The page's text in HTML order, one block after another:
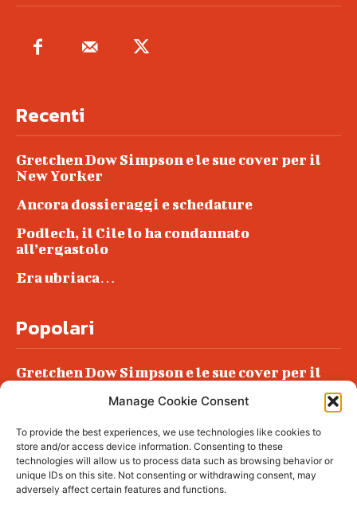
Manage Cookie Consent
To provide the best experiences, we use technologies like cookies to
store and/or access device information. Consenting to these
technologies will allow us to process data such as browsing behavior or
unique IDs on this site. Not consenting or withdrawing consent, may
adversely affect certain features and functions.
Recenti
Gretchen Dow Simpson e le sue cover per il
New Yorker
Ancora dossieraggi e schedature
Podlech, il Cile lo ha condannato
all’ergastolo
Era ubriaca…
Popolari
Gretchen Dow Simpson e le sue cover per il
Podlech, il Cile lo ha condannato
all’ergastolo
Era ubriaca…